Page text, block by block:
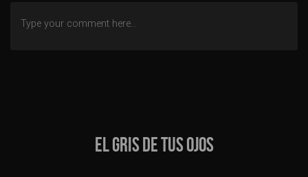
EL GRIS DE TUS OJOS